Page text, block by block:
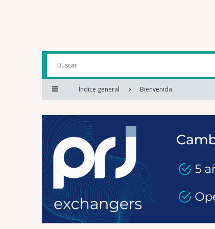
Índice general Bienvenida